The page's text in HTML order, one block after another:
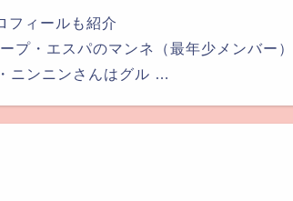
フィールも紹介
プ・エスパのマンネ（最年少メンバー）
ニンニンさんはグル …